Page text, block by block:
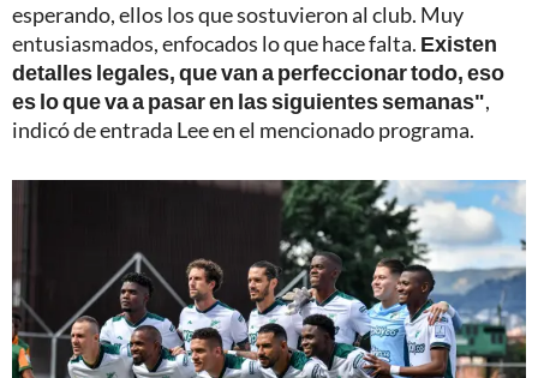
esperando, ellos los que sostuvieron al club. Muy
entusiasmados, enfocados lo que hace falta. Existen
detalles legales, que van a perfeccionar todo, eso
es lo que va a pasar en las siguientes semanas",
indicó de entrada Lee en el mencionado programa.